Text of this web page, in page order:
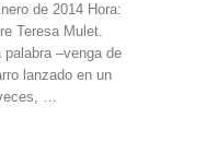
de 2014 Hora:
Teresa Mulet.
–venga de
lanzado en un
…